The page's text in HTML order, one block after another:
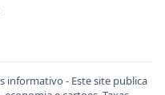
informativo - Este site publica